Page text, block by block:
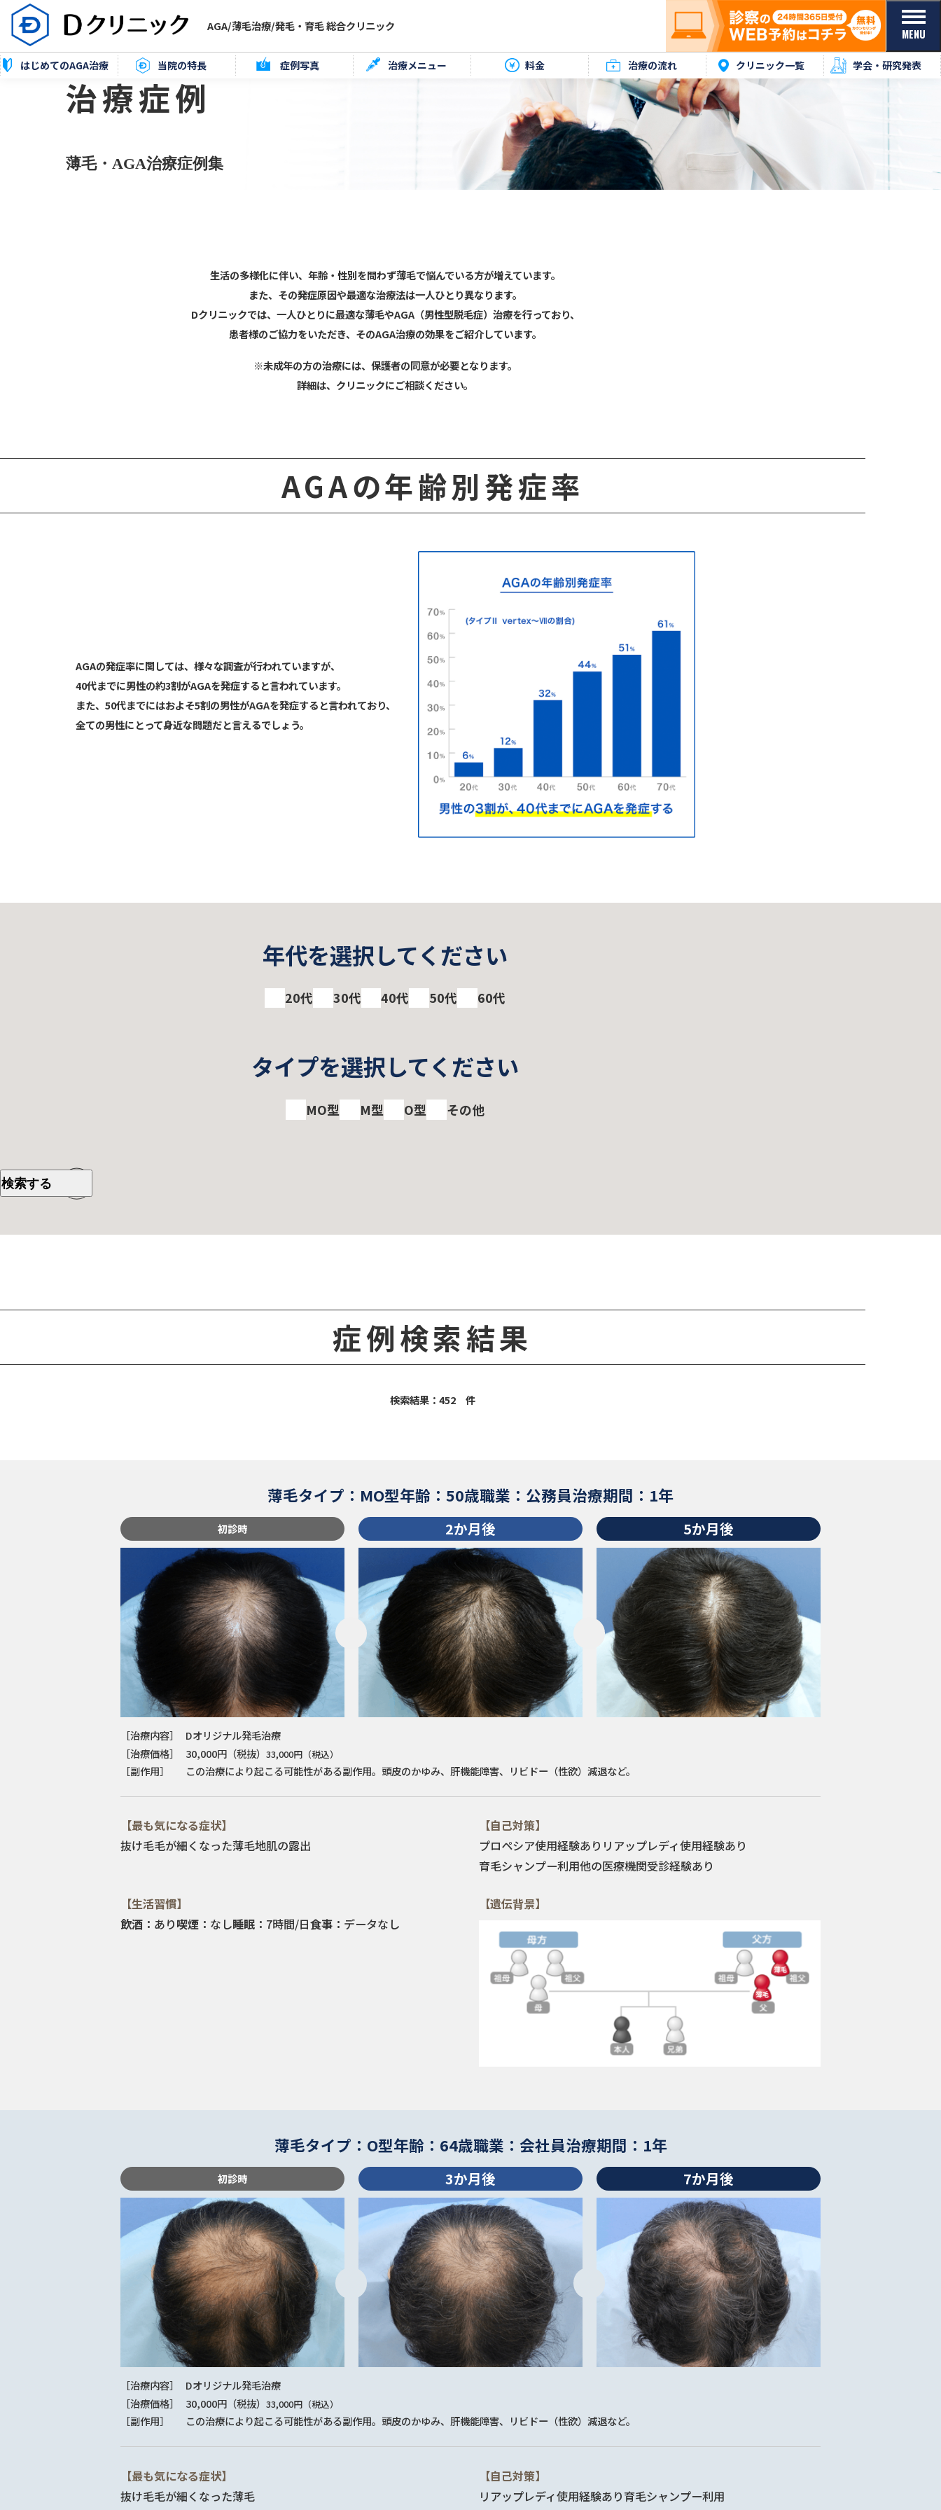
AGA/薄毛治療/発毛・育毛 総合クリニック
MENU
はじめてのAGA治療 当院の特長 症例写真 治療メニュー 料金 治療の流れ クリニック一覧 学会・研究発表
治療症例
薄毛・AGA治療症例集
生活の多様化に伴い、年齢・性別を問わず薄毛で悩んでいる方が増えています。
また、その発症原因や最適な治療法は一人ひとり異なります。
Dクリニックでは、一人ひとりに最適な薄毛やAGA（男性型脱毛症）治療を行っており、
患者様のご協力をいただき、そのAGA治療の効果をご紹介しています。
※未成年の方の治療には、保護者の同意が必要となります。
詳細は、クリニックにご相談ください。
AGAの年齢別発症率
AGAの発症率に関しては、様々な調査が行われていますが、
40代までに男性の約3割がAGAを発症すると言われています。
また、50代までにはおよそ5割の男性がAGAを発症すると言われており、
全ての男性にとって身近な問題だと言えるでしょう。
年代を選択してください
20代 30代 40代 50代 60代
タイプを選択してください
MO型 M型 O型 その他
症例検索結果
検索結果：452 件
薄毛タイプ：MO型年齢：50歳職業：公務員治療期間：1年
初診時 2か月後 5か月後
［治療内容］
Dオリジナル発毛治療
［治療価格］
30,000円（税抜）33,000円（税込）
［副作用］ この治療により起こる可能性がある副作用。頭皮のかゆみ、肝機能障害、リビドー（性欲）減退など。
【最も気になる症状】
抜け毛毛が細くなった薄毛地肌の露出
【自己対策】
プロペシア使用経験あり リアップレディ使用経験あり
育毛シャンプー利用他の医療機関受診経験あり
【生活習慣】
飲酒： あり喫煙： なし睡眠： 7時間/日食事： データなし
【遺伝背景】
薄毛タイプ：O型年齢：64歳職業：会社員治療期間：1年
初診時 3か月後 7か月後
［治療内容］
Dオリジナル発毛治療
［治療価格］
30,000円（税抜）33,000円（税込）
［副作用］ この治療により起こる可能性がある副作用。頭皮のかゆみ、肝機能障害、リビドー（性欲）減退など。
【最も気になる症状】
抜け毛毛が細くなった薄毛
【自己対策】
リアップレディ使用経験あり育毛シャンプー利用